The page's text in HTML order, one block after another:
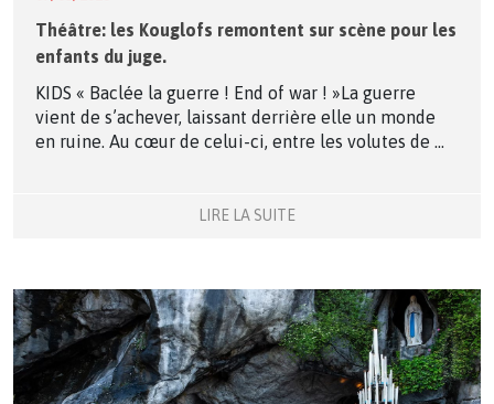
Théâtre: les Kouglofs remontent sur scène pour les
enfants du juge.
KIDS « Baclée la guerre ! End of war ! »La guerre
vient de s’achever, laissant derrière elle un monde
en ruine. Au cœur de celui-ci, entre les volutes de ...
LIRE LA SUITE